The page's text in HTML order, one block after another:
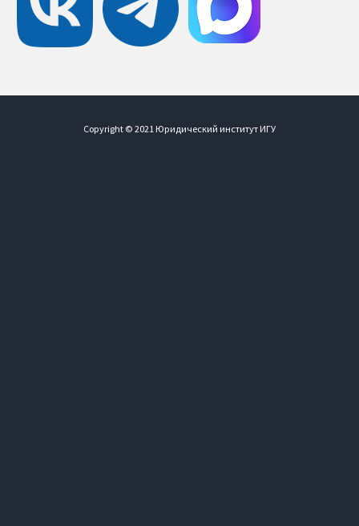
Сopyright © 2021 Юридический институт ИГУ